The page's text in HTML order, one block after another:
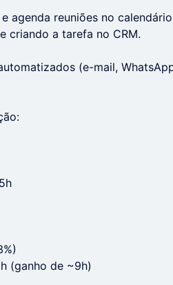
agenda reuniões no
criando a tarefa no CRM.
(e-mail,
(ganho de ~9h)